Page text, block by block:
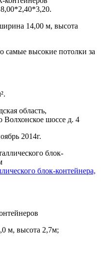
14,00 м, высота
самые высокие потолки за
область,
Волхонское шоссе д. 4
2014г.
блок-контейнера,
м, высота 2,7м;